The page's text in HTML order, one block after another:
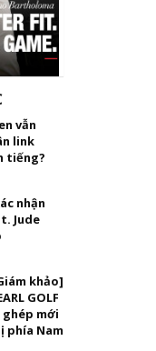
vẫn
link
tiếng?
nhận
Jude
khảo]
GOLF
ghép mới
phía Nam